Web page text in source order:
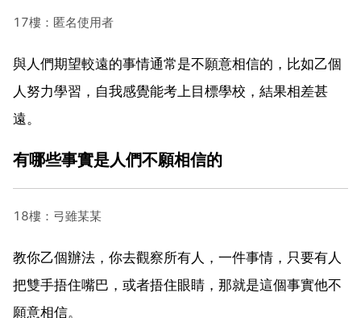
17樓：匿名使用者
與人們期望較遠的事情通常是不願意相信的，比如乙個
人努力學習，自我感覺能考上目標學校，結果相差甚
遠。
有哪些事實是人們不願相信的
18樓：弓雖某某
教你乙個辦法，你去觀察所有人，一件事情，只要有人
把雙手捂住嘴巴，或者捂住眼睛，那就是這個事實他不
願意相信。